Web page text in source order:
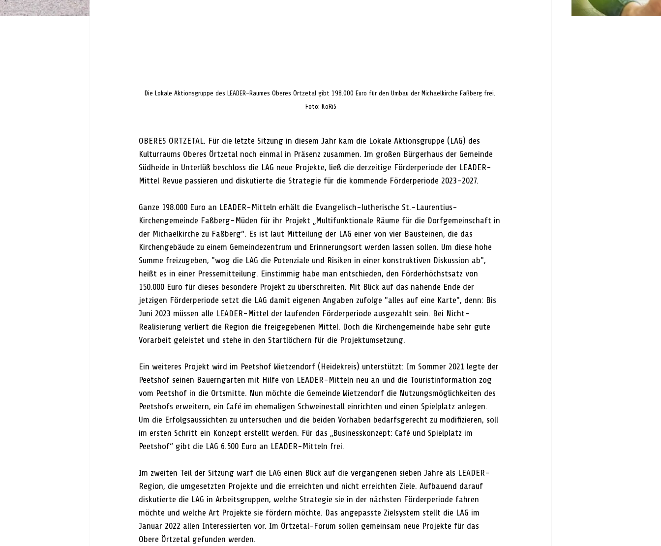
Die Lokale Aktionsgruppe des LEADER-Raumes Oberes Örtzetal gibt 198.000 Euro für den Umbau der Michaelkirche Faßberg frei.
Foto: KoRiS
OBERES ÖRTZETAL. Für die letzte Sitzung in diesem Jahr kam die Lokale Aktionsgruppe (LAG) des
Kulturraums Oberes Örtzetal noch einmal in Präsenz zusammen. Im großen Bürgerhaus der Gemeinde
Südheide in Unterlüß beschloss die LAG neue Projekte, ließ die derzeitige Förderperiode der LEADER-
Mittel Revue passieren und diskutierte die Strategie für die kommende Förderperiode 2023-2027.
Ganze 198.000 Euro an LEADER-Mitteln erhält die Evangelisch-lutherische St.-Laurentius-
Kirchengemeinde Faßberg-Müden für ihr Projekt „Multifunktionale Räume für die Dorfgemeinschaft in
der Michaelkirche zu Faßberg“. Es ist laut Mitteilung der LAG einer von vier Bausteinen, die das
Kirchengebäude zu einem Gemeindezentrum und Erinnerungsort werden lassen sollen. Um diese hohe
Summe freizugeben, "wog die LAG die Potenziale und Risiken in einer konstruktiven Diskussion ab",
heißt es in einer Pressemitteilung. Einstimmig habe man entschieden, den Förderhöchstsatz von
150.000 Euro für dieses besondere Projekt zu überschreiten. Mit Blick auf das nahende Ende der
jetzigen Förderperiode setzt die LAG damit eigenen Angaben zufolge "alles auf eine Karte", denn: Bis
Juni 2023 müssen alle LEADER-Mittel der laufenden Förderperiode ausgezahlt sein. Bei Nicht-
Realisierung verliert die Region die freigegebenen Mittel. Doch die Kirchengemeinde habe sehr gute
Vorarbeit geleistet und stehe in den Startlöchern für die Projektumsetzung.
Ein weiteres Projekt wird im Peetshof Wietzendorf (Heidekreis) unterstützt: Im Sommer 2021 legte der
Peetshof seinen Bauerngarten mit Hilfe von LEADER-Mitteln neu an und die Touristinformation zog
vom Peetshof in die Ortsmitte. Nun möchte die Gemeinde Wietzendorf die Nutzungsmöglichkeiten des
Peetshofs erweitern, ein Café im ehemaligen Schweinestall einrichten und einen Spielplatz anlegen.
Um die Erfolgsaussichten zu untersuchen und die beiden Vorhaben bedarfsgerecht zu modifizieren, soll
im ersten Schritt ein Konzept erstellt werden. Für das „Businesskonzept: Café und Spielplatz im
Peetshof“ gibt die LAG 6.500 Euro an LEADER-Mitteln frei.
Im zweiten Teil der Sitzung warf die LAG einen Blick auf die vergangenen sieben Jahre als LEADER-
Region, die umgesetzten Projekte und die erreichten und nicht erreichten Ziele. Aufbauend darauf
diskutierte die LAG in Arbeitsgruppen, welche Strategie sie in der nächsten Förderperiode fahren
möchte und welche Art Projekte sie fördern möchte. Das angepasste Zielsystem stellt die LAG im
Januar 2022 allen Interessierten vor. Im Örtzetal-Forum sollen gemeinsam neue Projekte für das
Obere Örtzetal gefunden werden.